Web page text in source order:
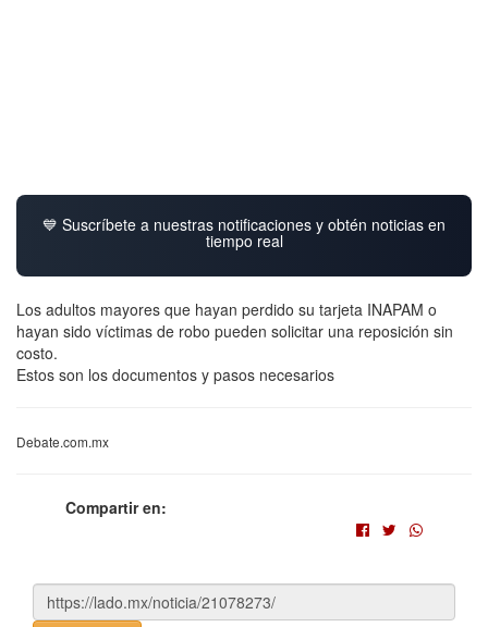
💙 Suscríbete a nuestras notificaciones y obtén noticias en
tiempo real
Los adultos mayores que hayan perdido su tarjeta INAPAM o
hayan sido víctimas de robo pueden solicitar una reposición sin
costo.
Estos son los documentos y pasos necesarios
Debate.com.mx
Compartir en: